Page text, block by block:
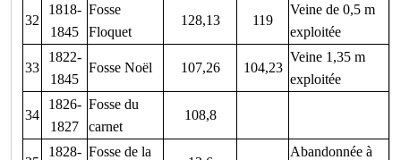
32
1818-
1845
Fosse
Floquet
128,13 119
Veine de 0,5 m
exploitée
33
1822-
1845
Fosse Noël 107,26 104,23
Veine 1,35 m
exploitée
34
1826-
1827
Fosse du
carnet
108,8
1828- Fosse de la
Abandonnée à